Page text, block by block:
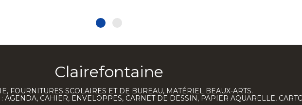
Clairefontaine
FOURNITURES SCOLAIRES ET DE BUREAU, MATÉRIEL BEAUX-ARTS.
AGENDA, CAHIER, ENVELOPPES, CARNET DE DESSIN, PAPIER AQUARELLE,